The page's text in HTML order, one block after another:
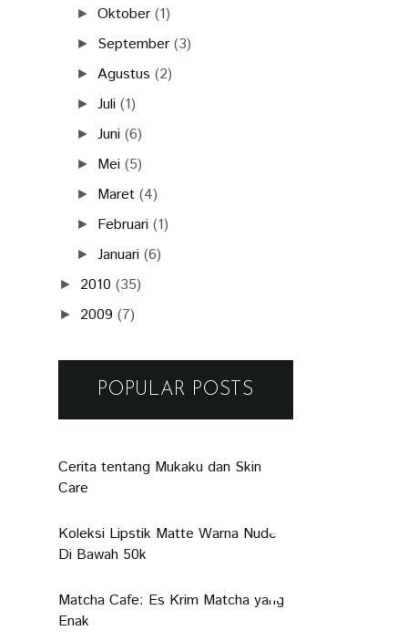
►Oktober (1)
► September (3)
► Agustus (2)
►Juli (1)
►Juni (6)
► Mei (5)
► Maret (4)
► Februari (1)
►Januari (6)
► 2010 (35)
► 2009 (7)
POPULAR POSTS
Cerita tentang Mukaku dan Skin
Care
Koleksi Lipstik Matte Warna Nude
Di Bawah 50k
Matcha Cafe: Es Krim Matcha yang
Enak